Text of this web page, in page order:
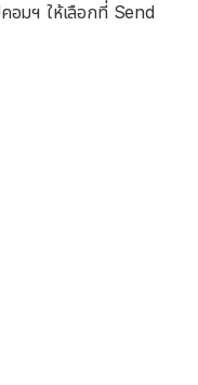
คอมฯ ให้เลือกที่ Send